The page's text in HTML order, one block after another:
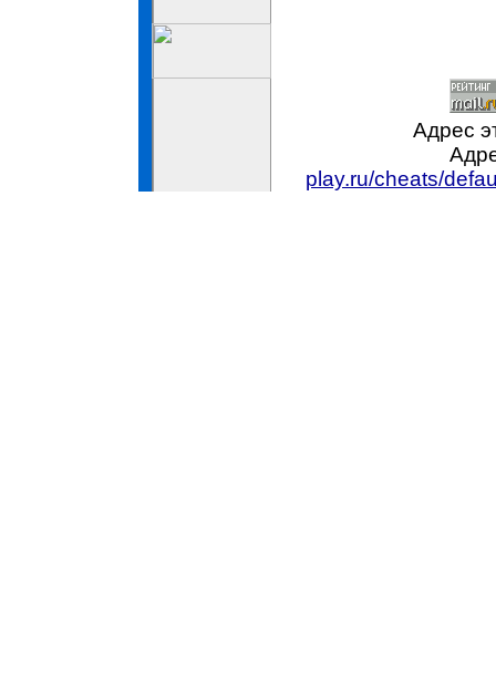
Адрес
play.ru/cheats/